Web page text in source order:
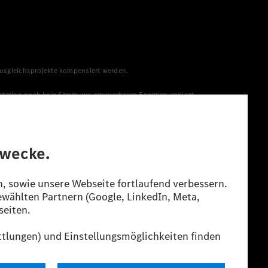
kompensiert werden.
noch kein Strom aus erneuerbaren Energien vorliegt,
angegebenen Spannweiten beziehen sich auf den
durch den Pkw, sondern auch vom Fahrstil und
ermittelt. Es liegen bislang weder bestätigte Werte von